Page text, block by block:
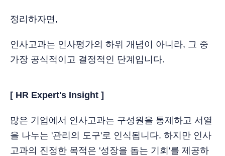
정리하자면,
인사고과는 인사평가의 하위 개념이 아니라, 그 중
가장 공식적이고 결정적인 단계입니다.
[ HR Expert's Insight ]
많은 기업에서 인사고과는 구성원을 통제하고 서열
을 나누는 '관리의 도구'로 인식됩니다. 하지만 인사
고과의 진정한 목적은 '성장을 돕는 기회'를 제공하